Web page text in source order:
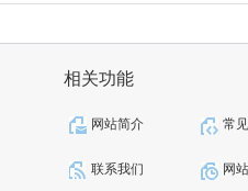
相关功能
网站简介 常
联系我们 网